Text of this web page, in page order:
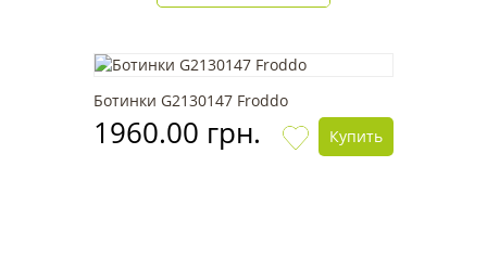
Ботинки G2130147 Froddo
1960.00 грн. Купить